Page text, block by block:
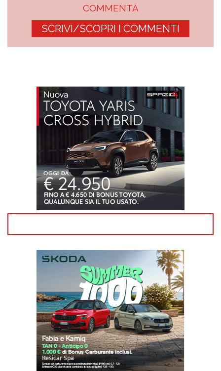
COMMENTA
SCRIVI/SCOPRI I COMMENTI